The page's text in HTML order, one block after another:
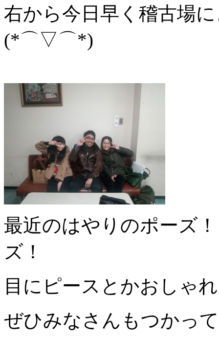
右から今日早く稽古場
(*⌒▽⌒*)
最近のはやりのポーズ
ズ！
目にピースとかおしゃ
ぜひみなさんもつかっ